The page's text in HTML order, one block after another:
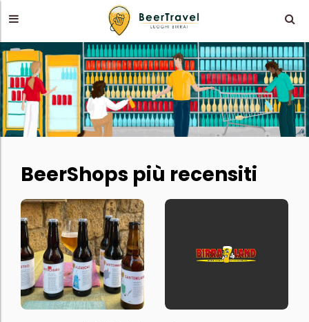
BeerShops più recensiti